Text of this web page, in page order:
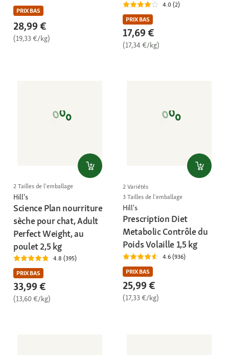
PRIX BAS
28,99 €
(19,33 €/kg)
4.0 (2)
PRIX BAS
17,69 €
(17,34 €/kg)
2 Tailles de l'emballage
Hill's
Science Plan nourriture
sèche pour chat, Adult
Perfect Weight, au
poulet 2,5 kg
4.8 (395)
PRIX BAS
33,99 €
(13,60 €/kg)
2 Variétés
3 Tailles de l'emballage
Hill's
Prescription Diet
Metabolic Contrôle du
Poids Volaille 1,5 kg
4.6 (936)
PRIX BAS
25,99 €
(17,33 €/kg)